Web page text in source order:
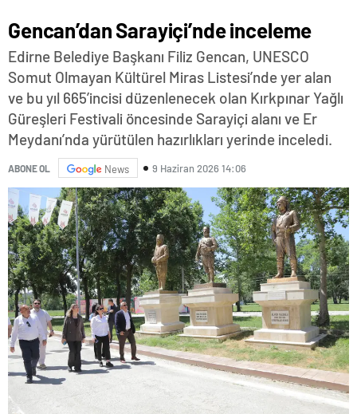
Gencan’dan Sarayiçi’nde inceleme
Edirne Belediye Başkanı Filiz Gencan, UNESCO
Somut Olmayan Kültürel Miras Listesi’nde yer alan
ve bu yıl 665’incisi düzenlenecek olan Kırkpınar Yağlı
Güreşleri Festivali öncesinde Sarayiçi alanı ve Er
Meydanı’nda yürütülen hazırlıkları yerinde inceledi.
ABONE OL News 9 Haziran 2026 14:06